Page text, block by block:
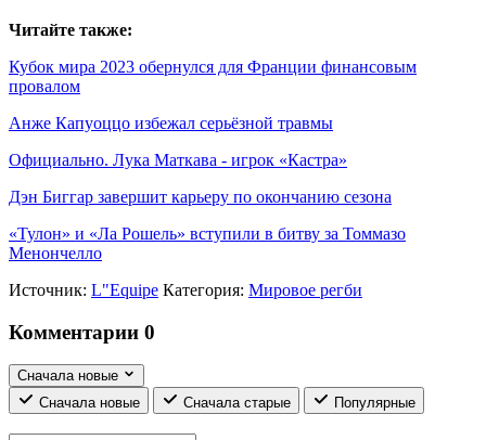
Читайте также:
Кубок мира 2023 обернулся для Франции финансовым
провалом
Анже Капуоццо избежал серьёзной травмы
Официально. Лука Маткава - игрок «Кастра»
Дэн Биггар завершит карьеру по окончанию сезона
«Тулон» и «Ла Рошель» вступили в битву за Томмазо
Менончелло
Источник: L"Equipe Категория: Мировое регби
Комментарии 0
Сначала новые
Сначала новые
Сначала старые Популярные